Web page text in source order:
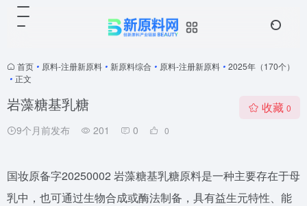
首页 • 原料-注册新原料 • 新原料综合 • 原料-注册新原料 • 2025年（170个）
• 正文
岩藻糖基乳糖
9个月前发布 201 0 0
收藏 0
国妆原备字20250002 岩藻糖基乳糖原料是一种主要存在于母
乳中，也可通过生物合成或酶法制备，具有益生元特性、能